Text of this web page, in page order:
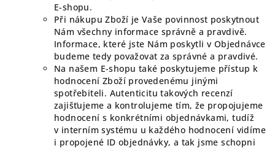
E-shopu.
Při nákupu Zboží je Vaše povinnost poskytnout
Nám všechny informace správně a pravdivě.
Informace, které jste Nám poskytli v Objednávce
budeme tedy považovat za správné a pravdivé.
Na našem E-shopu také poskytujeme přístup k
hodnocení Zboží provedenému jinými
spotřebiteli. Autenticitu takových recenzí
zajišťujeme a kontrolujeme tím, že propojujeme
hodnocení s konkrétními objednávkami, tudíž
v interním systému u každého hodnocení vidíme
i propojené ID objednávky, a tak jsme schopni